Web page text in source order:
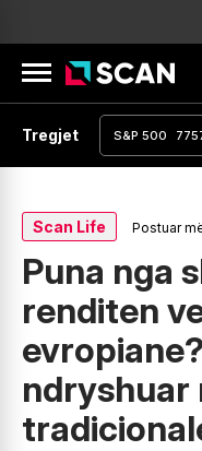
Tregjet
0% S&P 500
Scan Life Postuar
Puna nga
renditen
ndryshuar